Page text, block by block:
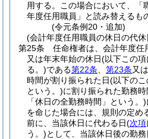
用する。
この場合において、「
年度任用職員」と読み替えるも
(令元条例20・追加)
(会計年度任用職員の休日の代休
第25条
任命権者は、会計年度任
又は年末年始の休日(以下この
る。)である第22条 第23条又は
時間が割り振られた日(以下のこ
という。)に割り振られた勤務
「休日の全勤務時間」という。)
を命じた場合には、規則の定め
前に、当該休日に代わる日(次項
う。)として、当該休日後の勤